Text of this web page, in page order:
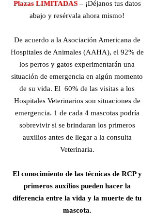
Plazas LIMITADAS – ¡Déjanos tus datos
abajo y resérvala ahora mismo!
De acuerdo a la Asociación Americana de
Hospitales de Animales (AAHA), el 92% de
los perros y gatos experimentarán una
situación de emergencia en algún momento
de su vida. El 60% de las visitas a los
Hospitales Veterinarios son situaciones de
emergencia. 1 de cada 4 mascotas podría
sobrevivir si se brindaran los primeros
auxilios antes de llegar a la consulta
Veterinaria.
El conocimiento de las técnicas de RCP y
primeros auxilios pueden hacer la
diferencia entre la vida y la muerte de tu
mascota.